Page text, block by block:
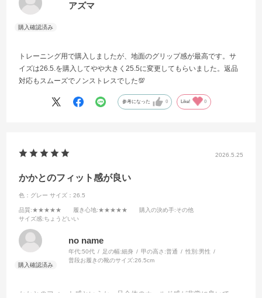
アズマ
トレーニング用で購入しましたが、地面のグリップ感が最高です。サ
イズは26.5.を購入してやや大きく25.5に変更してもらいました。返品
対応もスムーズでノンストレスでした💯
参考になった 0 Like! 0
2026.5.25
かかとのフィット感が良い
色：グレー サイズ：26.5
品質:★★★★★ 履き心地:★★★★★ 購入の決め手:その他
サイズ感:ちょうどいい
no name
年代:50代 足の幅:細身 甲の高さ:普通 性別:男性
普段お履きの靴のサイズ:26.5cm
かかとのフィット感というか、足全体のホールド感が非常に良いで